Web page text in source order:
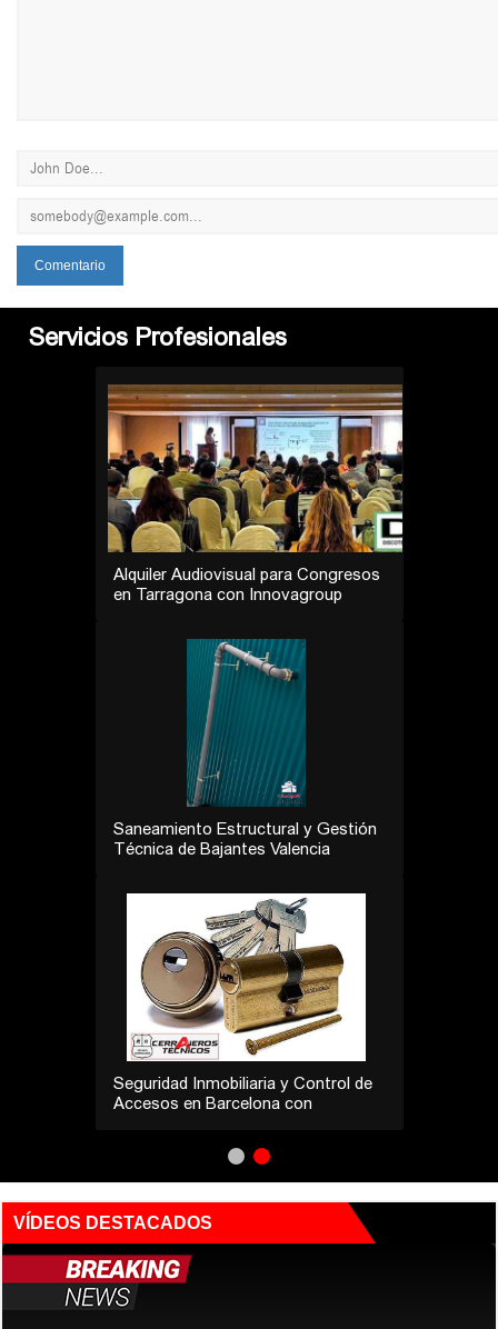
Servicios Profesionales
Alquiler Audiovisual para Congresos
en Tarragona con Innovagroup
Saneamiento Estructural y Gestión
Técnica de Bajantes Valencia
Seguridad Inmobiliaria y Control de
Accesos en Barcelona con
VÍDEOS DESTACADOS